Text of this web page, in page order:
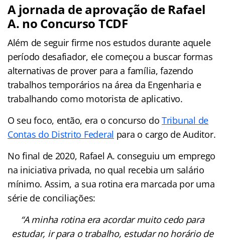
A jornada de aprovação de Rafael
A. no Concurso TCDF
Além de seguir firme nos estudos durante aquele
período desafiador, ele começou a buscar formas
alternativas de prover para a família, fazendo
trabalhos temporários na área da Engenharia e
trabalhando como motorista de aplicativo.
O seu foco, então, era o concurso doTribunal de
Contas do Distrito Federal para o cargo de Auditor.
No final de 2020, Rafael A. conseguiu um emprego
na iniciativa privada, no qual recebia um salário
mínimo. Assim, a sua rotina era marcada por uma
série de conciliações:
“A minha rotina era acordar muito cedo para
estudar, ir para o trabalho, estudar no horário de